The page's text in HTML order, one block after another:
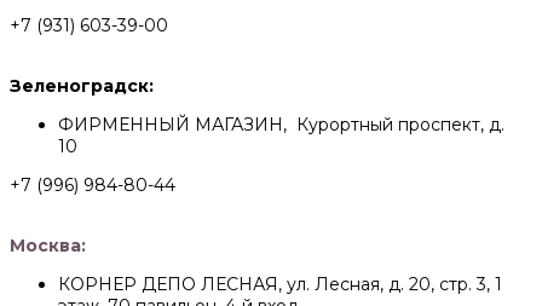
+7 (931) 603-39-00
Зеленоградск:
ФИРМЕННЫЙ МАГАЗИН, Курортный проспект, д.
10
+7 (996) 984-80-44
Москва:
КОРНЕР ДЕПО ЛЕСНАЯ, ул. Лесная, д. 20, стр. 3, 1